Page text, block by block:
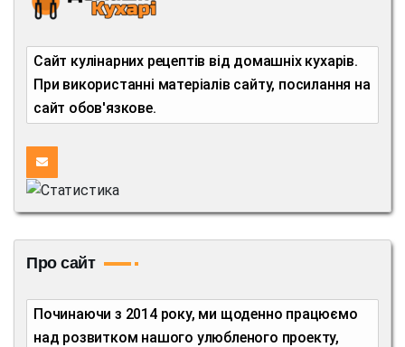
Сайт кулінарних рецептів від домашніх кухарів.
При використанні матеріалів сайту, посилання на
сайт обов'язкове.
Про сайт
Починаючи з 2014 року, ми щоденно працюємо
над розвитком нашого улюбленого проекту,